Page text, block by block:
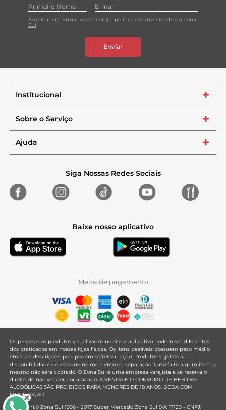
Ao clicar em Enviar você aceita a política de privacidade do Zona
Sul
Enviar
Institucional +
Sobre o Serviço +
Ajuda +
Siga Nossas Redes Sociais
Baixe nosso aplicativo
Meios de pagamento
Os preços e os produtos visualizados no site e aplicativo podem ser diferentes
dos praticados em nossas lojas físicas. Os itens pesáveis possuem peso médio
em suas descrições, pois podem sofrer variação. Produtos sujeitos à
disponibilidade de estoque no momento da separação. Caso falte algum item, o
mesmo não será cobrado. O Zona Sul é uma empresa varejista e se reserva o
direito de não vender por atacado. A VENDA E O CONSUMO DE BEBIDAS
ALCOÓLICAS SÃO PROIBIDOS PARA MENORES DE 18 ANOS. BEBA COM
MODERAÇÃO.
Copyright© Zona Sul 1996 - 2017 Super Mercado Zona Sul S/A F1129 - CNPJ: